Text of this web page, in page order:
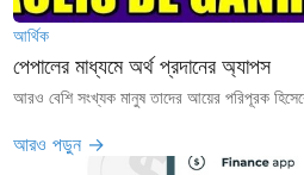
আর্থিক
পেপালের মাধ্যমে অর্থ প্রদানের অ্যাপস
আরও বেশি সংখ্যক মানুষ তাদের আয়ের পরিপূরক
আরও পড়ুন →